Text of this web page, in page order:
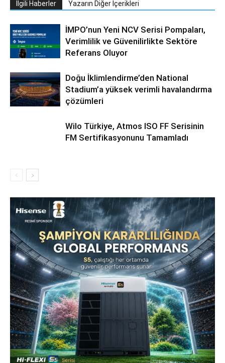
İlgili Haberler Yazarın Diğer İçerikleri
İMPO’nun Yeni NCV Serisi Pompaları,
Verimlilik ve Güvenilirlikte Sektöre
Referans Oluyor
Doğu İklimlendirme’den National
Stadium’a yüksek verimli havalandırma
çözümleri
Wilo Türkiye, Atmos ISO FF Serisinin
FM Sertifikasyonunu Tamamladı